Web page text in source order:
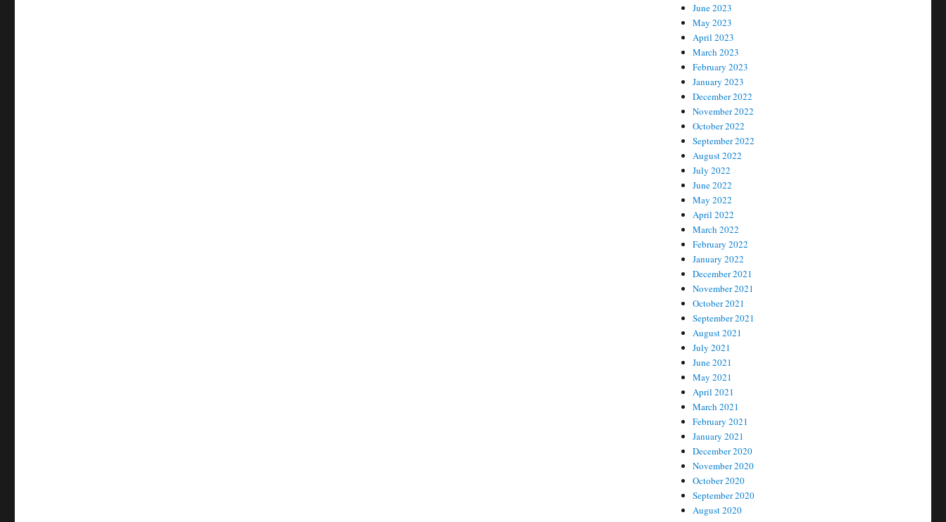
June 2023
May 2023
April 2023
March 2023
February 2023
January 2023
December 2022
November 2022
October 2022
September 2022
August 2022
July 2022
June 2022
May 2022
April 2022
March 2022
February 2022
January 2022
December 2021
November 2021
October 2021
September 2021
August 2021
July 2021
June 2021
May 2021
April 2021
March 2021
February 2021
January 2021
December 2020
November 2020
October 2020
September 2020
August 2020